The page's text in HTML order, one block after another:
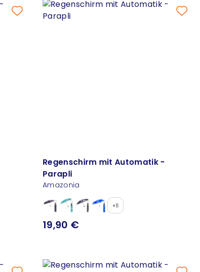
Regenschirm mit Automatik -
Parapli
Amazonia
+11
19,90 €